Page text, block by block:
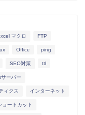
マクロ FTP
Office ping
SEO対策 ttl
ーバー
ィクス インターネット
ョートカット